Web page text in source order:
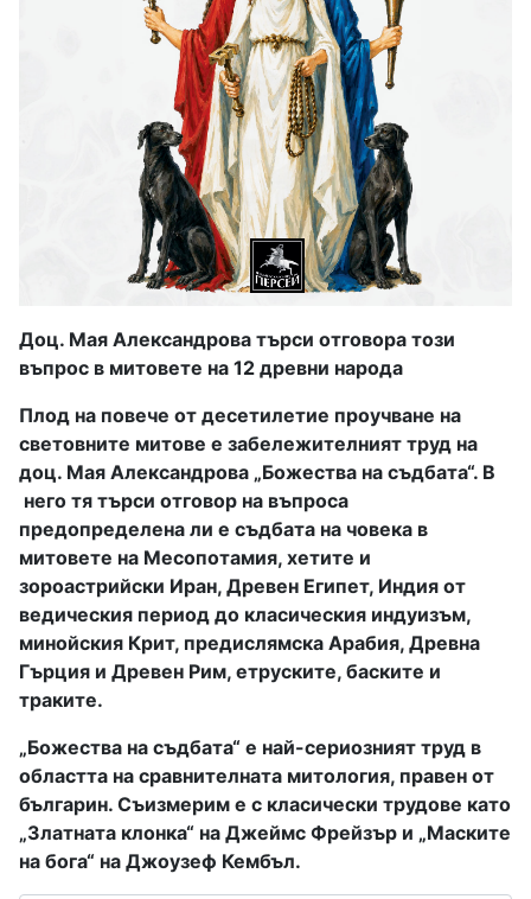
Доц. Мая Александрова търси отговора този
въпрос в митовете на 12 древни народа
Плод на повече от десетилетие проучване на
световните митове е забележителният труд на
доц. Мая Александрова „Божества на съдбата“. В
него тя търси отговор на въпроса
предопределена ли е съдбата на човека в
митовете на Месопотамия, хетите и
зороастрийски Иран, Древен Египет, Индия от
ведическия период до класическия индуизъм,
минойския Крит, предислямска Арабия, Древна
Гърция и Древен Рим, етруските, баските и
траките.
„Божества на съдбата“ е най-сериозният труд в
областта на сравнителната митология, правен от
българин. Съизмерим е с класически трудове като
„Златната клонка“ на Джеймс Фрейзър и „Маските
на бога“ на Джоузеф Кембъл.